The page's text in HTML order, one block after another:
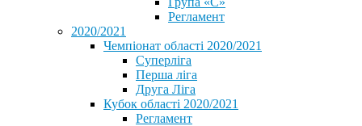
Регламент
2020/2021
Чемпіонат області 2020/2021
Суперліга
Перша ліга
Друга Ліга
Кубок області 2020/2021
Регламент